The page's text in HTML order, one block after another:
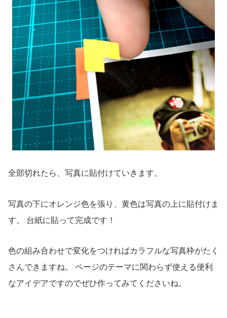
全部切れたら、写真に貼付けていきます。
写真の下にオレンジ色を張り、黄色は写真の上に貼付けま
す。 台紙に貼って完成です！
色の組み合わせで変化をつければカラフルな写真枠がたく
さんできますね。 ページのテーマに関わらず使える便利
なアイデアですのでぜひ作ってみてくださいね。